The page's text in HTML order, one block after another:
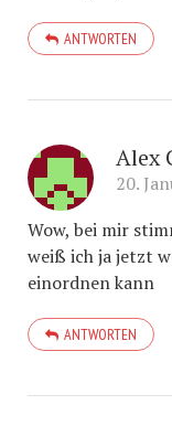
ANTWORTEN
Alex
20.
Wow, bei mir
weiß ich ja jetzt
einordnen kann
ANTWORTEN